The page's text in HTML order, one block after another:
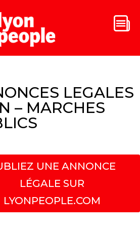
LEGALES
– MARCHES
UNE ANNONCE
LÉGALE SUR
LYONPEOPLE.COM